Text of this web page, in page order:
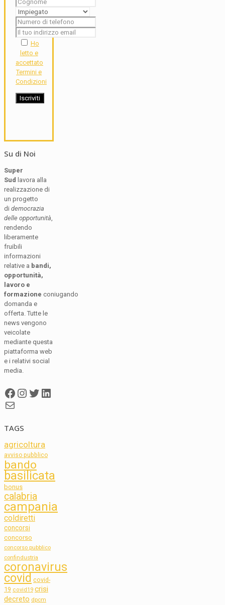
Ho
letto e
accettato
Termini e
Condizioni
Su di Noi
Super
Sud lavora alla
realizzazione di
un progetto
di democrazia
delle opportunità
rendendo
liberamente
fruibili
informazioni
relative a bandi,
opportunità,
lavoro e
formazione coniugando
domanda e
offerta. Tutte le
news vengono
veicolate
mediante questa
piattaforma web
e i relativi social
media.
Facebook
Instagram
Twitter
LinkedIn
Mail
TAGS
agricoltura
avviso pubblico
bando
basilicata
bonus
calabria
campania
coldiretti
concorsi
concorso
concorso pubblico
confindustria
coronavirus
covid covid-
19 covid19 crisi
decreto dpcm